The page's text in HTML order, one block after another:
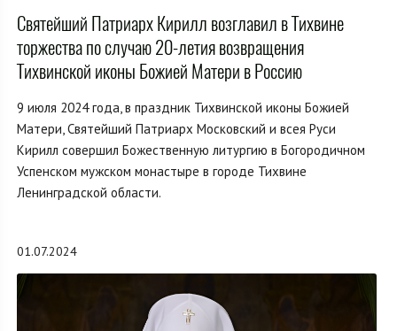
Святейший Патриарх Кирилл возглавил в Тихвине
торжества по случаю 20-летия возвращения
Тихвинской иконы Божией Матери в Россию
9 июля 2024 года, в праздник Тихвинской иконы Божией
Матери, Святейший Патриарх Московский и всея Руси
Кирилл совершил Божественную литургию в Богородичном
Успенском мужском монастыре в городе Тихвине
Ленинградской области.
01.07.2024